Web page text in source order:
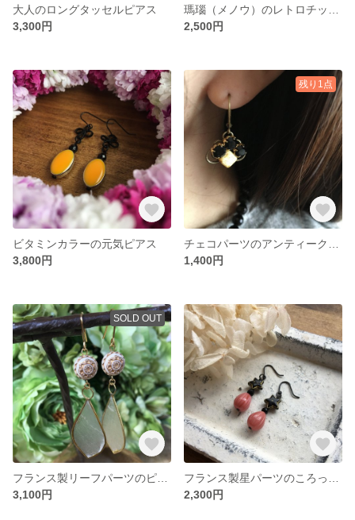
大人のロングタッセルピアス
3,300円
2,500円
ビタミンカラーの元気ピアス
3,800円
残り1点
1,400円
SOLD OUT
3,100円
2,300円